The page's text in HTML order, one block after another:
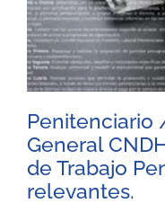
Penitenciario
General
de Trabajo
relevantes.